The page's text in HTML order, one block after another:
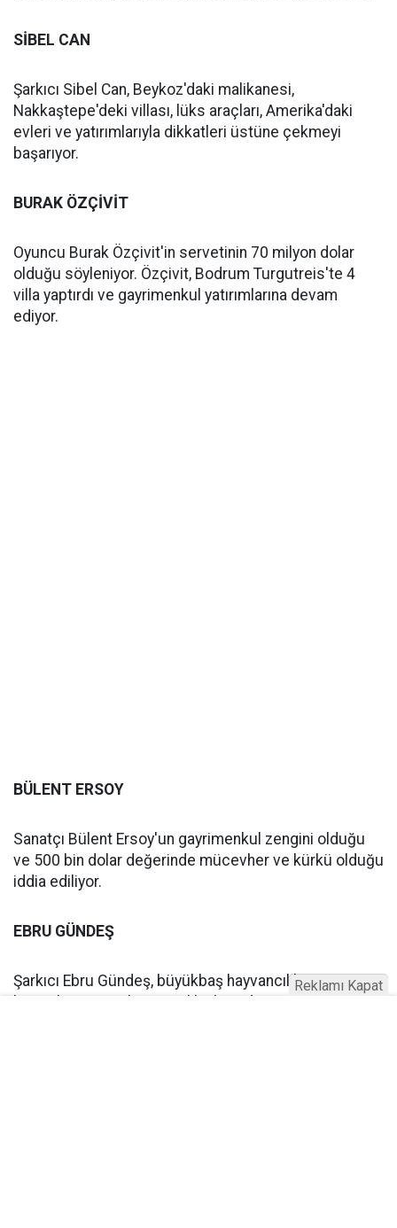
SİBEL CAN
Şarkıcı Sibel Can, Beykoz'daki malikanesi,
Nakkaştepe'deki villası, lüks araçları, Amerika'daki
evleri ve yatırımlarıyla dikkatleri üstüne çekmeyi
başarıyor.
BURAK ÖZÇİVİT
Oyuncu Burak Özçivit'in servetinin 70 milyon dolar
olduğu söyleniyor. Özçivit, Bodrum Turgutreis'te 4
villa yaptırdı ve gayrimenkul yatırımlarına devam
ediyor.
BÜLENT ERSOY
Sanatçı Bülent Ersoy'un gayrimenkul zengini olduğu
ve 500 bin dolar değerinde mücevher ve kürkü olduğu
iddia ediliyor.
EBRU GÜNDEŞ
Şarkıcı Ebru Gündeş, büyükbaş hayvancılık tesisi
Reklamı Kapat